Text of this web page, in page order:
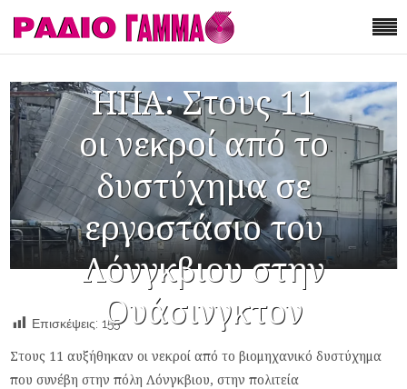
ΗΠΑ: Στους 11
οι νεκροί από το
δυστύχημα σε
εργοστάσιο του
Λόνγκβιου στην
Ουάσινγκτον
Επισκέψεις: 155
Στους 11 αυξήθηκαν οι νεκροί από το βιομηχανικό δυστύχημα
που συνέβη στην πόλη Λόνγκβιου, στην πολιτεία